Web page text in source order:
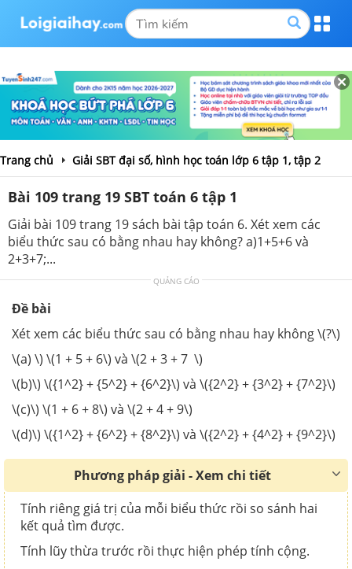
Trang chủ Giải SBT đại số, hình học toán lớp 6 tập 1, tập 2
Bài 109 trang 19 SBT toán 6 tập 1
Giải bài 109 trang 19 sách bài tập toán 6. Xét xem các
biểu thức sau có bằng nhau hay không? a)1+5+6 và
2+3+7;...
QUẢNG CÁO
Đề bài
Xét xem các biểu thức sau có bằng nhau hay không \(?\)
\(a) \) \(1 + 5 + 6\) và \(2 + 3 + 7 \)
\(b)\) \({1^2} + {5^2} + {6^2}\) và \({2^2} + {3^2} + {7^2}\)
\(c)\) \(1 + 6 + 8\) và \(2 + 4 + 9\)
\(d)\) \({1^2} + {6^2} + {8^2}\) và \({2^2} + {4^2} + {9^2}\)
Phương pháp giải - Xem chi tiết
Tính riêng giá trị của mỗi biểu thức rồi so sánh hai
kết quả tìm được.
Tính lũy thừa trước rồi thực hiện phép tính cộng.